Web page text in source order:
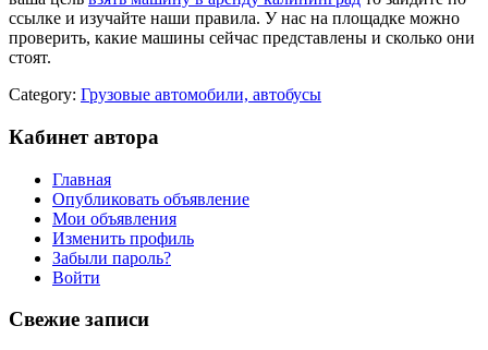
ссылке и изучайте наши правила. У нас на площадке можно
проверить, какие машины сейчас представлены и сколько они
стоят.
Category: Грузовые автомобили, автобусы
Кабинет автора
Главная
Опубликовать объявление
Мои объявления
Изменить профиль
Забыли пароль?
Войти
Свежие записи